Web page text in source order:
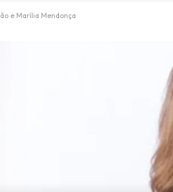
e Marília Mendonça